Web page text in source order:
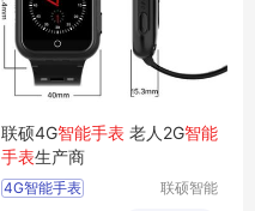
联硕4G智能手表 老人2G智能
手表生产商
4G智能手表
联硕智能